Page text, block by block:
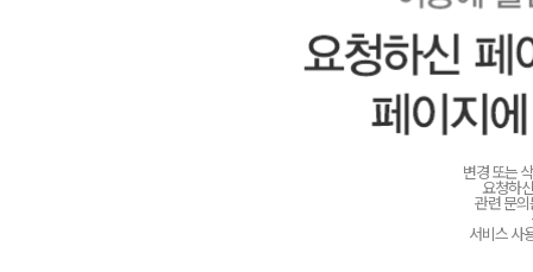
변경 또는
요청하
관련 문
서비스 사